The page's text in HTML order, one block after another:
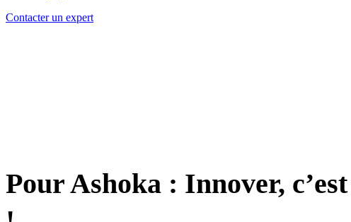
Contacter un expert
Pour Ashoka : Innover,